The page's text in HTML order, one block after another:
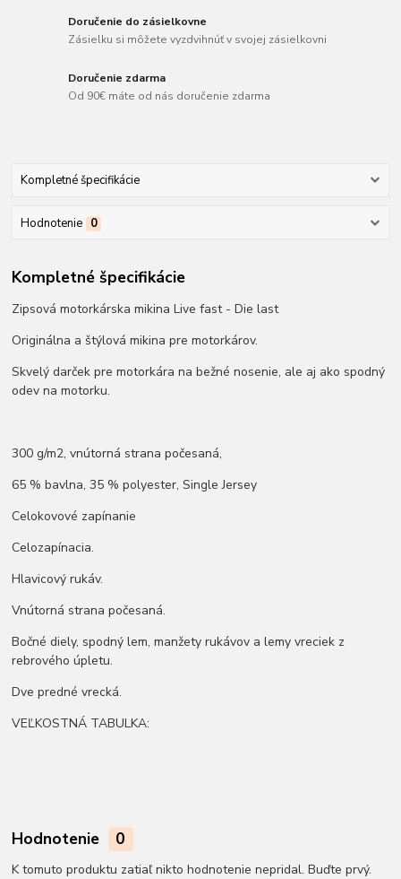
Doručenie do zásielkovne
Zásielku si môžete vyzdvihnúť v svojej zásielkovni
Doručenie zdarma
Od 90€ máte od nás doručenie zdarma
Kompletné špecifikácie
Hodnotenie 0
Kompletné špecifikácie
Zipsová motorkárska mikina Live fast - Die last
Originálna a štýlová mikina pre motorkárov.
Skvelý darček pre motorkára na bežné nosenie, ale aj ako spodný
odev na motorku.
300 g/m2, vnútorná strana počesaná,
65 % bavlna, 35 % polyester, Single Jersey
Celokovové zapínanie
Celozapínacia.
Hlavicový rukáv.
Vnútorná strana počesaná.
Bočné diely, spodný lem, manžety rukávov a lemy vreciek z
rebrového úpletu.
Dve predné vrecká.
VEĽKOSTNÁ TABULKA:
Hodnotenie 0
K tomuto produktu zatiaľ nikto hodnotenie nepridal. Buďte prvý.